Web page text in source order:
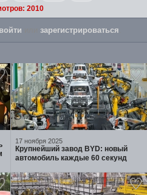
2010
войти зарегистрироваться
17 ноября 2025
Крупнейший завод BYD: новый
автомобиль каждые 60 секунд